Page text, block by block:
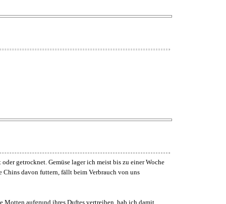
getrocknet. Gemüse lager ich meist bis zu einer Woche
Chins davon futtern, fällt beim Verbrauch von uns
Motten aufgrund ihres Duftes vertreiben, hab ich damit